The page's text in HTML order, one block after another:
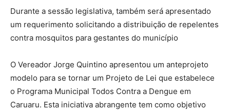
Durante a sessão legislativa, também será apresentado
um requerimento solicitando a distribuição de repelentes
contra mosquitos para gestantes do município
O Vereador Jorge Quintino apresentou um anteprojeto
modelo para se tornar um Projeto de Lei que estabelece
o Programa Municipal Todos Contra a Dengue em
Caruaru. Esta iniciativa abrangente tem como objetivo